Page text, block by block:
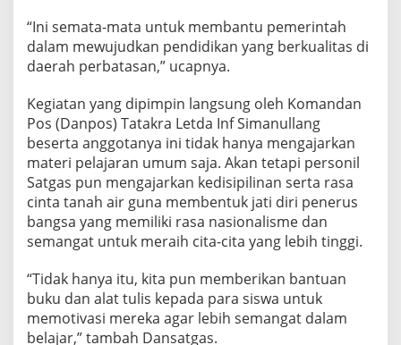
“Ini semata-mata untuk membantu pemerintah
dalam mewujudkan pendidikan yang berkualitas di
daerah perbatasan,” ucapnya.
Kegiatan yang dipimpin langsung oleh Komandan
Pos (Danpos) Tatakra Letda Inf Simanullang
beserta anggotanya ini tidak hanya mengajarkan
materi pelajaran umum saja. Akan tetapi personil
Satgas pun mengajarkan kedisipilinan serta rasa
cinta tanah air guna membentuk jati diri penerus
bangsa yang memiliki rasa nasionalisme dan
semangat untuk meraih cita-cita yang lebih tinggi.
“Tidak hanya itu, kita pun memberikan bantuan
buku dan alat tulis kepada para siswa untuk
memotivasi mereka agar lebih semangat dalam
belajar,” tambah Dansatgas.